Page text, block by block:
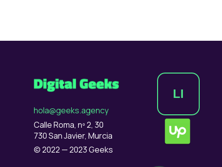
© 2022 — 2023 Geeks
Calle Roma, nº 2, 30
730 San Javier, Murcia
hola@geeks.agency
LI